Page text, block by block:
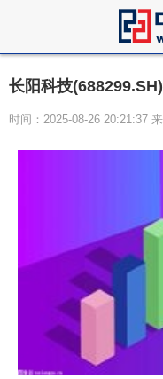
长阳科技
时间：2025-08-26 20:21:37